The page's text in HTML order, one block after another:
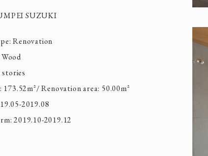
SUZUKI
Renovation
stories
Renovation area: 50.00m²
2019.08
2019.10-2019.12